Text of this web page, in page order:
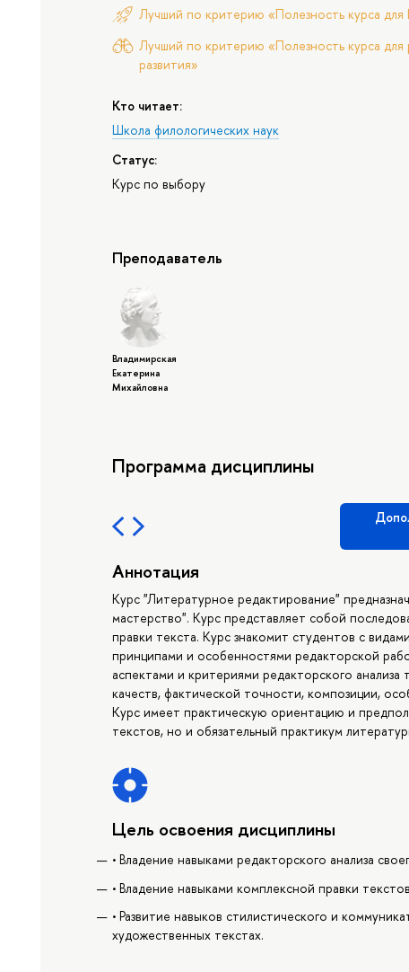
Лучший по критерию «Полезность курса для
Лучший по критерию «Полезность курса для
развития»
Кто читает:
Школа филологических наук
Статус:
Курс по выбору
Преподаватель
Владимирская
Екатерина
Михайловна
Программа дисциплины
Аннотация
Курс "Литературное редактирование"
мастерство". Курс представляет собой
правки текста. Курс знакомит студентов с
принципами и особенностями редакторской
аспектами и критериями редакторского
качеств, фактической точности, композиции,
Курс имеет практическую ориентацию и
текстов, но и обязательный практикум
Цель освоения дисциплины
• Владение навыками редакторского анализа
• Владение навыками комплексной правки текстов
• Развитие навыков стилистического и
художественных текстах.